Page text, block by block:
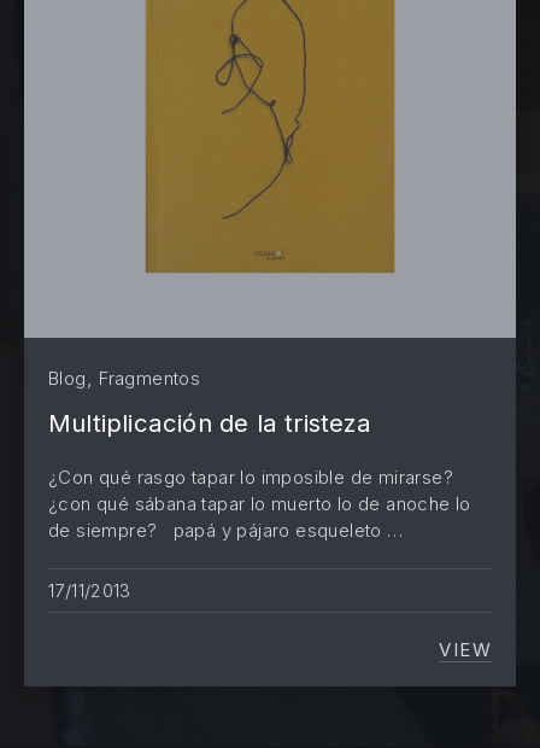
Blog, Fragmentos
Multiplicación de la tristeza
¿Con qué rasgo tapar lo imposible de mirarse?
¿con qué sábana tapar lo muerto lo de anoche lo
de siempre? papá y pájaro esqueleto …
17/11/2013
VIEW
PREVIOUS